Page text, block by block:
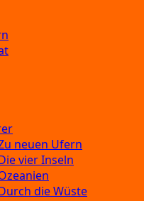
neuen Ufern
vier Inseln
die Wüste